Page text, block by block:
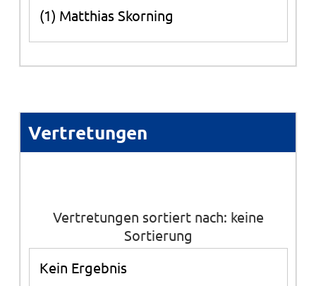
(1) Matthias Skorning
Vertretungen
Vertretungen sortiert nach: keine
Sortierung
Kein Ergebnis